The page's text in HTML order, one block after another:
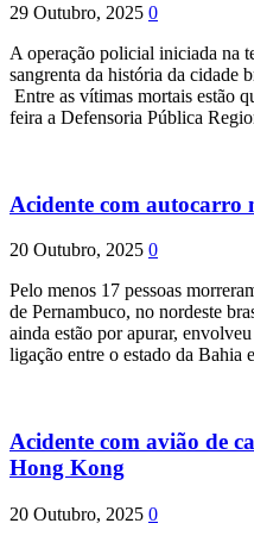
29 Outubro, 2025 0
A operação policial iniciada na
sangrenta da história da cidade
Entre as vítimas mortais estão
feira a Defensoria Pública
Acidente com autocarro
20 Outubro, 2025 0
Pelo menos 17 pessoas
de Pernambuco, no nordeste
ainda estão por apurar,
ligação entre o estado da Bahia
Acidente com avião de
Hong Kong
20 Outubro, 2025 0